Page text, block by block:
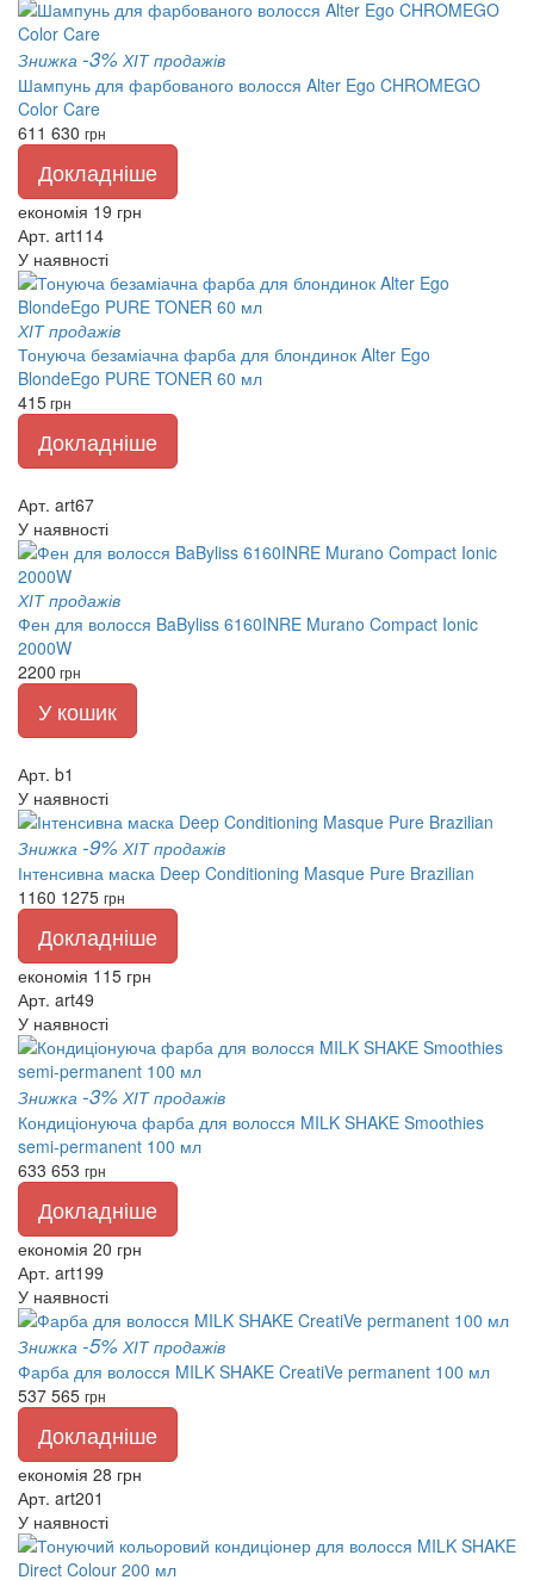
Знижка -3% ХІТ продажів
Шампунь для фарбованого волосся Alter Ego CHROMEGO
Color Care
611 630 грн
Докладніше
економія 19 грн
Арт. art114
У наявності
ХІТ продажів
Тонуюча безаміачна фарба для блондинок Alter Ego
BlondeEgo PURE TONER 60 мл
415грн
Докладніше
Арт. art67
У наявності
ХІТ продажів
Фен для волосся BaByliss 6160INRE Murano Compact Ionic
2000W
2200 грн
У кошик
Арт. b1
У наявності
Знижка -9% ХІТ продажів
Інтенсивна маска Deep Conditioning Masque Pure Brazilian
1160 1275 грн
Докладніше
економія 115 грн
Арт. art49
У наявності
Знижка -3% ХІТ продажів
Кондиціонуюча фарба для волосся MILK SHAKE Smoothies
semi-permanent 100 мл
633 653 грн
Докладніше
економія 20 грн
Арт. art199
У наявності
Знижка -5% ХІТ продажів
Фарба для волосся MILK SHAKE CreatiVe permanent 100 мл
537 565 грн
Докладніше
економія 28 грн
Арт. art201
У наявності